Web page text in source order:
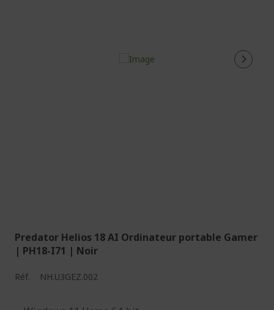
Predator Helios 18 AI Ordinateur portable Gamer
| PH18-I71 | Noir
Réf. NH.U3GEZ.002